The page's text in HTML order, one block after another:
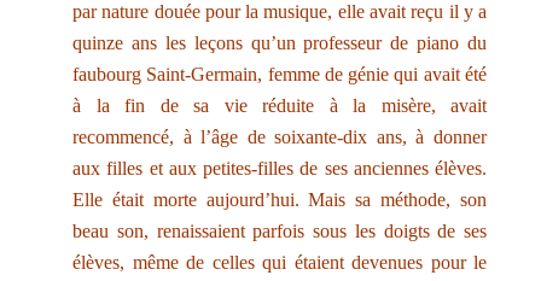
par nature douée pour la musique, elle avait reçu il y a
quinze ans les leçons qu’un professeur de piano du
faubourg Saint-Germain, femme de génie qui avait été
à la fin de sa vie réduite à la misère, avait
recommencé, à l’âge de soixante-dix ans, à donner
aux filles et aux petites-filles de ses anciennes élèves.
Elle était morte aujourd’hui. Mais sa méthode, son
beau son, renaissaient parfois sous les doigts de ses
élèves, même de celles qui étaient devenues pour le